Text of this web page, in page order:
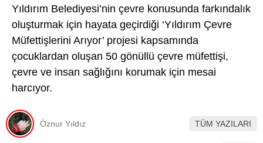
Twitter
TEKNOLOJI
Yıldırım Belediyesi’nin çevre konusunda farkındalık
oluşturmak için hayata geçirdiği ‘Yıldırım Çevre
Müfettişlerini Arıyor’ projesi kapsamında
çocuklardan oluşan 50 gönüllü çevre müfettişi,
çevre ve insan sağlığını korumak için mesai
harcıyor.
Öznur Yıldız TÜM YAZILARI